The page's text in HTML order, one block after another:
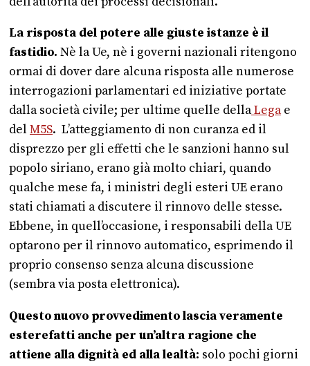
La risposta del potere alle giuste istanze è il
fastidio. Nè la Ue, nè i governi nazionali ritengono
ormai di dover dare alcuna risposta alle numerose
interrogazioni parlamentari ed iniziative portate
dalla società civile; per ultime quelle dellaLegae
del M5S. L’atteggiamento di non curanza ed il
disprezzo per gli effetti che le sanzioni hanno sul
popolo siriano, erano già molto chiari, quando
qualche mese fa, i ministri degli esteri UE erano
stati chiamati a discutere il rinnovo delle stesse.
Ebbene, in quell’occasione, i responsabili della UE
optarono per il rinnovo automatico, esprimendo il
proprio consenso senza alcuna discussione
(sembra via posta elettronica).
Questo nuovo provvedimento lascia veramente
esterefatti anche per un’altra ragione che
attiene alla dignità ed alla lealtà: solo pochi giorni